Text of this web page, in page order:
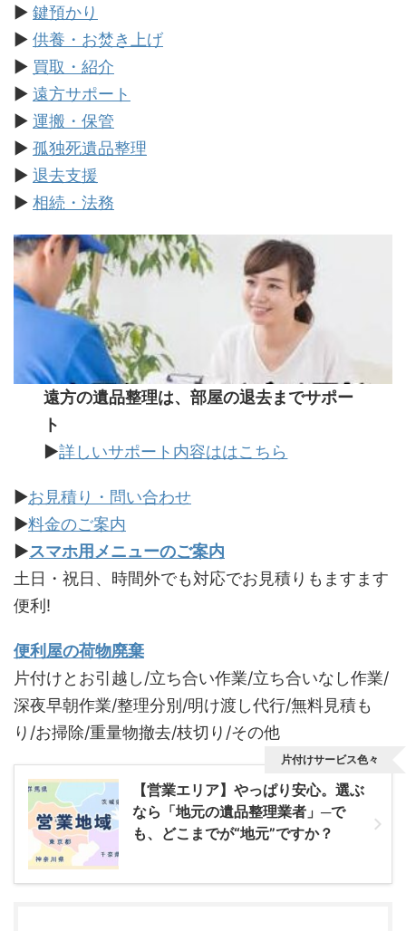
▶ 鍵預かり
▶ 供養・お焚き上げ
▶ 買取・紹介
▶ 遠方サポート
▶ 運搬・保管
▶ 孤独死遺品整理
▶ 退去支援
▶ 相続・法務
遠方の遺品整理は、部屋の退去までサポー
ト
▶詳しいサポート内容ははこちら
▶お見積り・問い合わせ
▶料金のご案内
▶スマホ用メニューのご案内
土日・祝日、時間外でも対応でお見積りもますます
便利!
便利屋の荷物廃棄
片付けとお引越し/立ち合い作業/立ち合いなし作業/
深夜早朝作業/整理分別/明け渡し代行/無料見積も
り/お掃除/重量物撤去/枝切り/その他
【営業エリア】やっぱり安心。選ぶ
なら「地元の遺品整理業者」─で
も、どこまでが“地元”ですか？
片付けサービス色々